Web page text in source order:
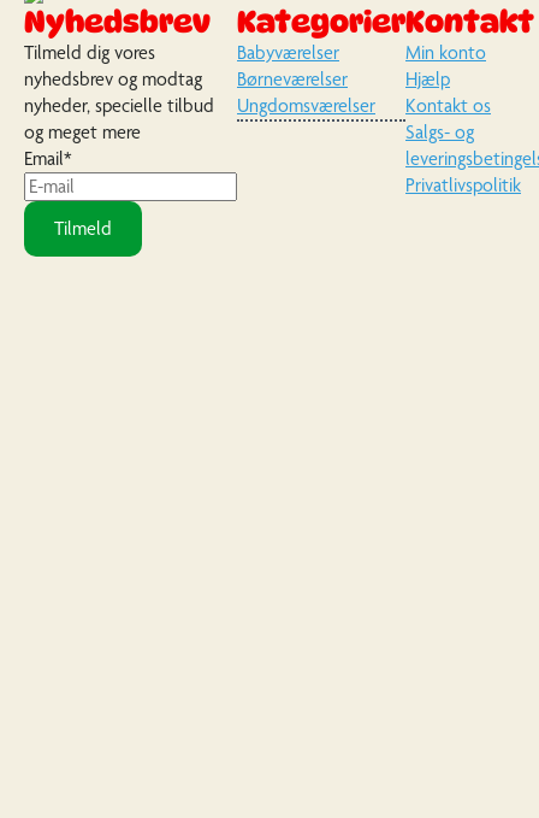
Nyhedsbrev
Tilmeld dig vores
nyhedsbrev og modtag
nyheder, specielle tilbud
og meget mere
Email*
Tilmeld
Kategorier
Babyværelser
Børneværelser
Ungdomsværelser
Kontakt
Min konto
Hjælp
Kontakt os
Salgs- og
Privatlivspolitik